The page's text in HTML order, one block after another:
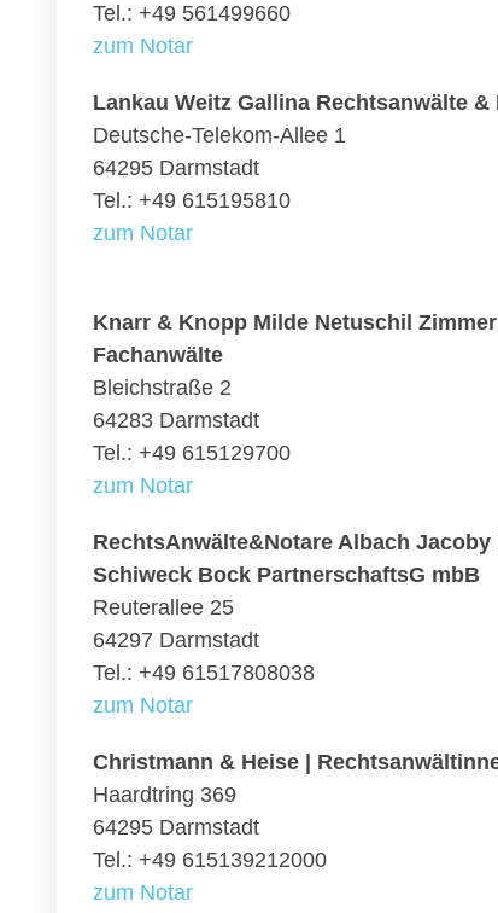
Tel.: +49 561499660
zum Notar
Lankau Weitz Gallina Rechtsanwälte
Deutsche-Telekom-Allee 1
64295 Darmstadt
Tel.: +49 615195810
zum Notar
Knarr & Knopp Milde Netuschil
Fachanwälte
Bleichstraße 2
64283 Darmstadt
Tel.: +49 615129700
zum Notar
RechtsAnwälte&Notare Albach
Schiweck Bock PartnerschaftsG mbB
Reuterallee 25
64297 Darmstadt
Tel.: +49 61517808038
zum Notar
Christmann & Heise |
Haardtring 369
64295 Darmstadt
Tel.: +49 615139212000
zum Notar